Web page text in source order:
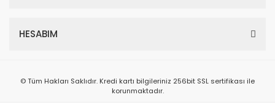
HESABIM
© Tüm Hakları Saklıdır. Kredi kartı bilgileriniz 256bit SSL sertifikası ile
korunmaktadır.